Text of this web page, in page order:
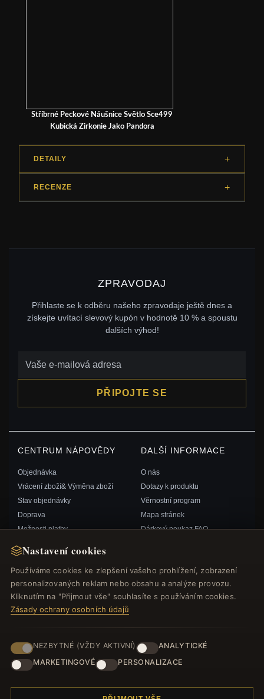
Nastavení cookies
Používáme cookies ke zlepšení vašeho prohlížení, zobrazení
personalizovaných reklam nebo obsahu a analýze provozu.
Kliknutím na "Přijmout vše" souhlasíte s používáním cookies.
Zásady ochrany osobních údajů
NEZBYTNÉ (VŽDY AKTIVNÍ)
ANALYTICKÉ
MARKETINGOVÉ
PERSONALIZACE
Stříbrné Peckové Náušnice Světlo Sce499
Kubická Zirkonie Jako Pandora
DETAILY
RECENZE
ZPRAVODAJ
Přihlaste se k odběru našeho zpravodaje ještě dnes a
získejte uvítací slevový kupón v hodnotě 10 % a spoustu
dalších výhod!
PŘIPOJTE SE
CENTRUM NÁPOVĚDY
Objednávka
Vrácení zboží& Výměna zboží
Stav objednávky
Doprava
Možnosti platby
Kontaktujte nás
DALŠÍ INFORMACE
O nás
Dotazy k produktu
Věrnostní program
Mapa stránek
Dárkový poukaz FAQ
RYCHLÉ ODKAZY
Nové produkty
Speciální nabídky
Blog
Recenze
Přihlásit se
SLEDUJTE NÁS